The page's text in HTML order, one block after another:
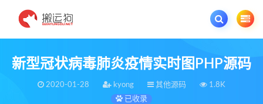
欢迎您光临搬运狗资源网，本站秉承服务宗旨 履行“站长”责任，销售只是起点 服
新型冠状病毒肺炎疫情实时图PHP源码
2020-01-28 kyong 其他源码
1.8K
已收录